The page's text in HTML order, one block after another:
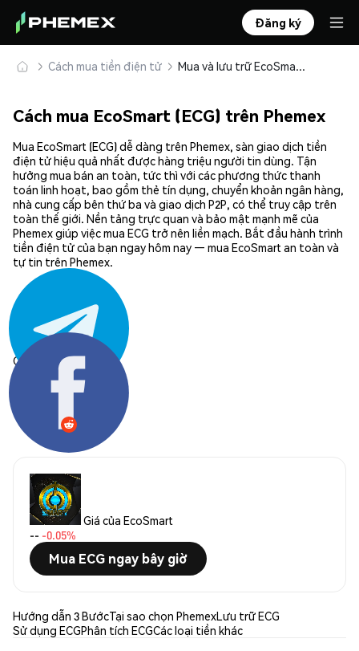
Đăng ký
Cách mua tiền điện tử Mua và lưu trữ EcoSmart (ECG) an toàn
Cách mua EcoSmart (ECG) trên Phemex
Mua EcoSmart (ECG) dễ dàng trên Phemex, sàn giao dịch tiền
điện tử hiệu quả nhất được hàng triệu người tin dùng. Tận
hưởng mua bán an toàn, tức thì với các phương thức thanh
toán linh hoạt, bao gồm thẻ tín dụng, chuyển khoản ngân hàng,
nhà cung cấp bên thứ ba và giao dịch P2P, có thể truy cập trên
toàn thế giới. Nền tảng trực quan và bảo mật mạnh mẽ của
Phemex giúp việc mua ECG trở nên liền mạch. Bắt đầu hành trình
tiền điện tử của bạn ngay hôm nay — mua EcoSmart an toàn và
tự tin trên Phemex.
Chia sẻ:
Giá của EcoSmart
-- -0.05%
Mua ECG ngay bây giờ
Hướng dẫn 3 BướcTại sao chọn PhemexLưu trữ ECG
Sử dụng ECGPhân tích ECGCác loại tiền khác